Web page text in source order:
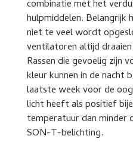
combinatie met het
hulpmiddelen. Belangrijk
niet te veel wordt
ventilatoren altijd
Rassen die gevoelig zijn
kleur kunnen in de nacht
laatste week voor de
licht heeft als positief
temperatuur dan minder
SON-T-belichting.